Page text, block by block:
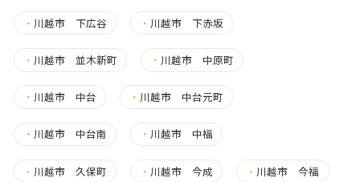
・ 川越市 下広谷 ・ 川越市 下赤坂
・ 川越市 並木新町 ・ 川越市 中原町
・ 川越市 中台 ・ 川越市 中台元町
・ 川越市 中台南 ・ 川越市 中福
・ 川越市 久保町 ・ 川越市 今成 ・ 川越市 今福